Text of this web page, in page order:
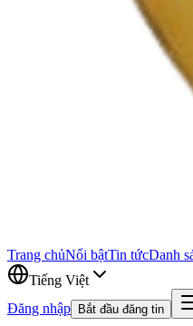
Trang chủNổi bậtTin tứcDanh
Tiếng Việt
Đăng nhập
Bắt đầu đăng tin